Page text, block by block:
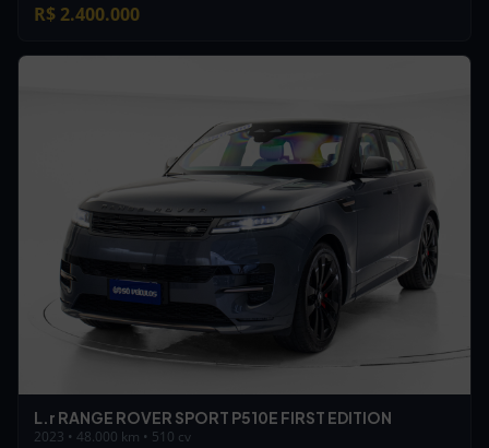
R$ 2.400.000
L.r RANGE ROVER SPORT P510E FIRST EDITION
2023 • 48.000 km • 510 cv